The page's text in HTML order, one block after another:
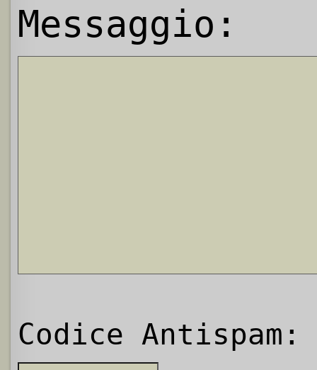
Messaggio:
Codice Antispam: